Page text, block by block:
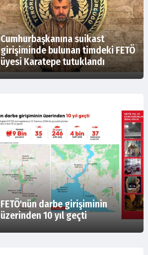
Cumhurbaşkanına suikast
girişiminde bulunan timdeki FETÖ
üyesi Karatepe tutuklandı
FETÖ'nün darbe girişiminin
üzerinden 10 yıl geçti